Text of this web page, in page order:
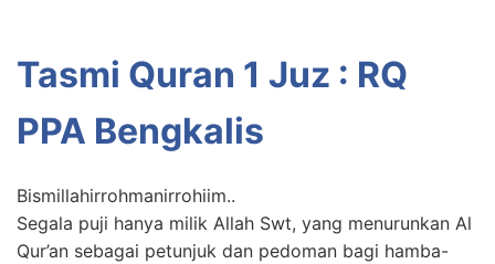
Tasmi Quran 1 Juz : RQ
PPA Bengkalis
Bismillahirrohmanirrohiim..
Segala puji hanya milik Allah Swt, yang menurunkan Al
Qur’an sebagai petunjuk dan pedoman bagi hamba-